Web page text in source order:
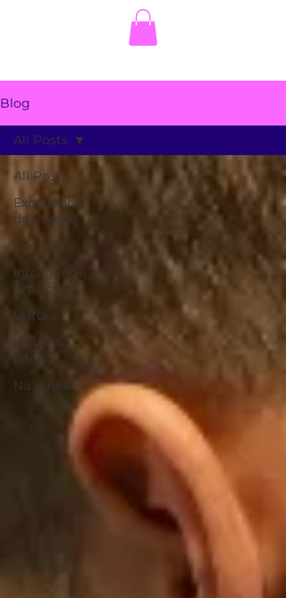
Blog
All Posts
Experiência
do Cliente
Turismo
Inteligência
Artificial
Leitura
Inovação
pública
Na mídia
All Posts